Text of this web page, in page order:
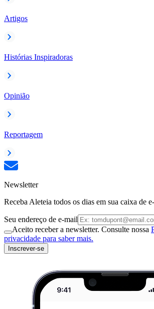
Artigos
Histórias Inspiradoras
Opinião
Reportagem
Newsletter
Receba Aleteia todos os dias em sua caixa de
Seu endereço de e-mail
Aceito receber a newsletter. Consulte nossa
privacidade para saber mais.
Inscrever-se